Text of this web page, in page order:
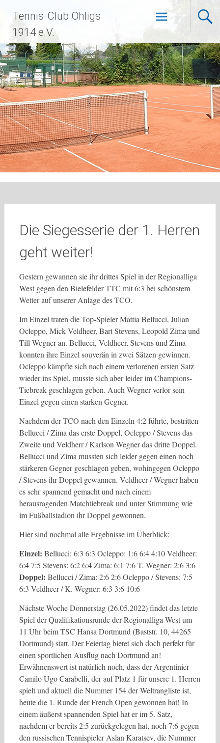
Inhalt
springen
Tennis-Club Ohligs
1914 e.V.
Die Siegesserie der 1. Herren
geht weiter!
Gestern gewannen sie ihr drittes Spiel in der Regionalliga
West gegen den Bielefelder TTC mit 6:3 bei schönstem
Wetter auf unserer Anlage des TCO.
Im Einzel traten die Top-Spieler Mattia Bellucci, Julian
Ocleppo, Mick Veldheer, Bart Stevens, Leopold Zima und
Till Wegner an. Bellucci, Veldheer, Stevens und Zima
konnten ihre Einzel souverän in zwei Sätzen gewinnen.
Ocleppo kämpfte sich nach einem verlorenen ersten Satz
wieder ins Spiel, musste sich aber leider im Champions-
Tiebreak geschlagen geben. Auch Wegner verlor sein
Einzel gegen einen starken Gegner.
Nachdem der TCO nach den Einzeln 4:2 führte, bestritten
Bellucci / Zima das erste Doppel, Ocleppo / Stevens das
Zweite und Veldherr / Karlson Wegner das dritte Doppel.
Bellucci und Zima mussten sich leider gegen einen noch
stärkeren Gegner geschlagen geben, wohingegen Ocleppo
/ Stevens ihr Doppel gewannen. Veldheer / Wegner haben
es sehr spannend gemacht und nach einem
herausragenden Matchtiebreak und unter Stimmung wie
im Fußballstadion ihr Doppel gewonnen.
Hier sind nochmal alle Ergebnisse im Überblick:
Einzel: Bellucci: 6:3 6:3 Ocleppo: 1:6 6:4 4:10 Veldheer:
6:4 7:5 Stevens: 6:2 6:4 Zima: 6:1 7:6 T. Wegner: 2:6 3:6
Doppel: Bellucci / Zima: 2:6 2:6 Ocleppo / Stevens: 7:5
6:3 Veldheer / K. Wegner: 6:3 3:6 10:6
Nächste Woche Donnerstag (26.05.2022) findet das letzte
Spiel der Qualifikationsrunde der Regionalliga West um
11 Uhr beim TSC Hansa Dortmund (Baststr. 10, 44265
Dortmund) statt. Der Feiertag bietet sich doch perfekt für
einen sportlichen Ausflug nach Dortmund an!
Erwähnenswert ist natürlich noch, dass der Argentinier
Camilo Ugo Carabelli, der auf Platz 1 für unsere 1. Herren
spielt und aktuell die Nummer 154 der Weltrangliste ist,
heute die 1. Runde der French Open gewonnen hat! In
einem äußerst spannenden Spiel hat er im 5. Satz,
nachdem er bereits 2:5 zurückgelegen hat, noch 7:6 gegen
den russischen Tennispieler Aslan Karatsev, die Nummer